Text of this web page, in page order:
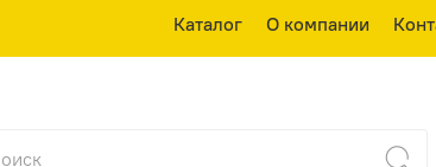
Каталог О компании